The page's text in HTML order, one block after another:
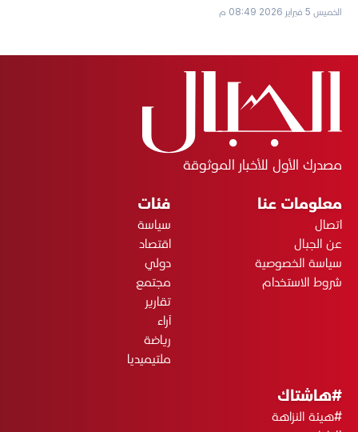
الخميس 5 فبراير 2026 08:49 م
مصدرك الأول للأخبار الموثوقة
معلومات عنا
اتصال
عن الجبال
سياسة الخصوصية
شروط الاستخدام
فئات
سياسة
اقتصاد
دولي
مجتمع
تقارير
آراء
رياضة
ملتيميديا
#هاشتاك
#هيئة النزاهة